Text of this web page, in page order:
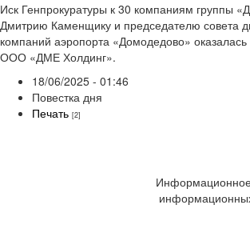
Иск Генпрокуратуры к 30 компаниям группы
Дмитрию Каменщику и председателю совета
компаний аэропорта «Домодедово»
ООО «ДМЕ Холдинг».
18/06/2025 - 01:46
Повестка дня
Печать [2]
Информационное